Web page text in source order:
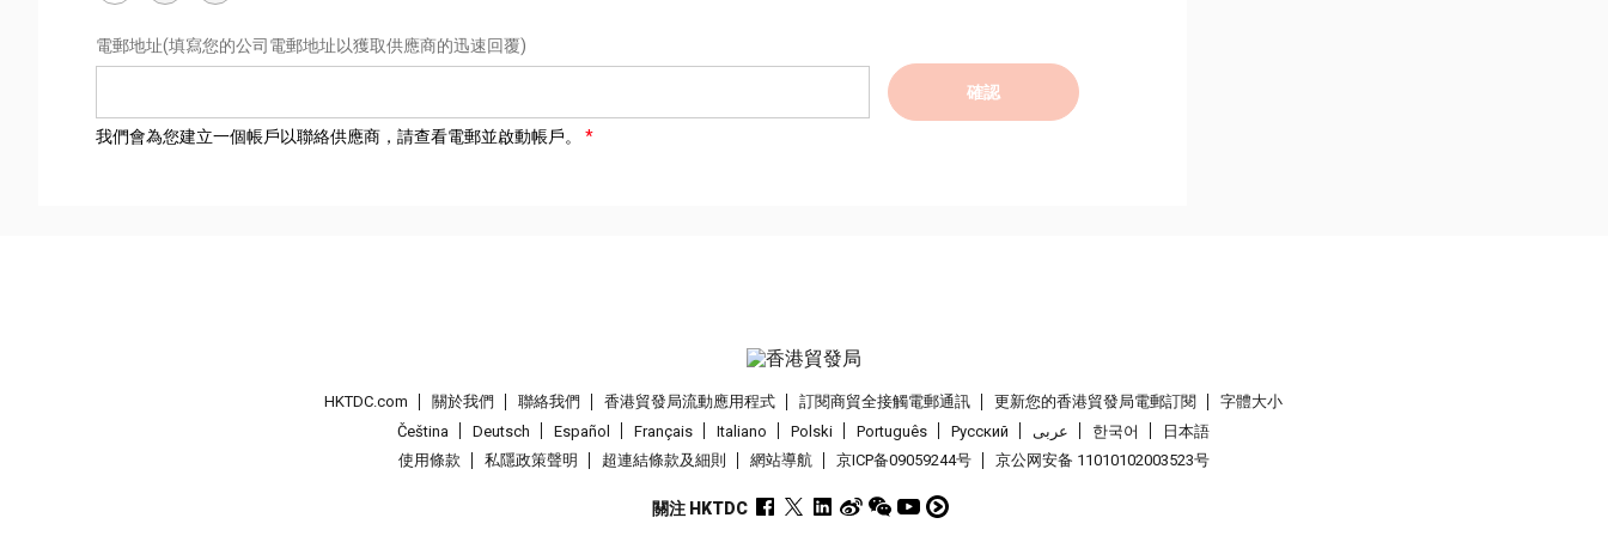
電郵地址(填寫您的公司電郵地址以獲取供應商的迅速回覆)
確認
我們會為您建立一個帳戶以聯絡供應商，請查看電郵並啟動帳戶。
HKTDC.com 關於我們 聯絡我們 香港貿發局流動應用程式 訂閱商貿全接觸電郵通訊 更新您的香港貿發局電郵訂閱
字體大小
Čeština
Deutsch Español Français Italiano Polski Português Pусский عربى 한국어
日本語
使用條款
私隱政策聲明 超連結條款及細則 網站導航 京ICP备09059244号 京公网安备 11010102003523号
關注 HKTDC